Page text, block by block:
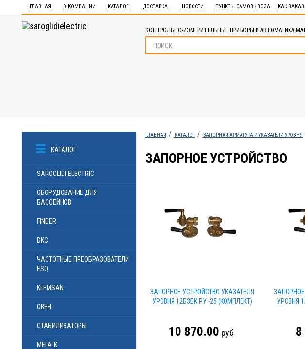
ГЛАВНАЯ О КОМПАНИИ КАТАЛОГ ДОСТАВКА НОВОСТИ ПУНКТЫ САМОВЫВОЗА КАК
КОНТРОЛЬНО-ИЗМЕРИТЕЛЬНЫЕ ПРИБОРЫ И АВТОМАТИКА
КАТАЛОГ
SAROGLIDI ELECTRIC
ОБОРУДОВАНИЕ ДЛЯ
БАССЕЙНОВ
FINDER
DKC
ЧАСТОТНЫЕ ПРЕОБРАЗОВАТЕЛИ
ESQ
KLEMSAN
ОВЕН
СТАБИЛИЗАТОРЫ
МЕГА-К
ГЛАВНАЯ КАТАЛОГ ЗАПОРНАЯ АРМАТУРА И УКАЗАТЕЛИ УРОВНЯ
ЗАПОРНОЕ УСТРОЙСТВО
ЗАПОРНОЕ УСТРОЙСТВО УКАЗАТЕЛЯ
УРОВНЯ 12Б3БК РУ -25 (КОМПЛЕКТ)
10 870.00 руб
УРОВНЯ
8